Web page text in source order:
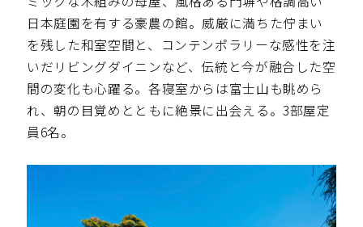
日本庭園を有する豪農の館。威厳に満ちた佇まい
を残した和室空間と、コンテンポラリーな感性を注
いだリビングダイニンなど、伝統と今が融合した空
間の変化も心躍る。各寝室からは富士山も眺めら
れ、朝の目覚めとともに絶景に出会える。3部屋定
員6名。